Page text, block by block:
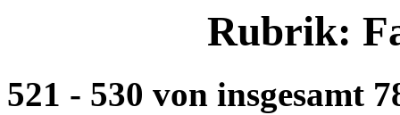
Rubrik:
521 - 530 von insgesamt